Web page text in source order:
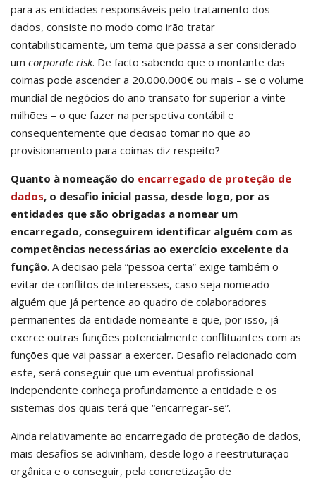
para as entidades responsáveis pelo tratamento dos
dados, consiste no modo como irão tratar
contabilisticamente, um tema que passa a ser considerado
um corporate risk. De facto sabendo que o montante das
coimas pode ascender a 20.000.000€ ou mais – se o volume
mundial de negócios do ano transato for superior a vinte
milhões – o que fazer na perspetiva contábil e
consequentemente que decisão tomar no que ao
provisionamento para coimas diz respeito?
Quanto à nomeação do encarregado de proteção de
dados, o desafio inicial passa, desde logo, por as
entidades que são obrigadas a nomear um
encarregado, conseguirem identificar alguém com as
competências necessárias ao exercício excelente da
função. A decisão pela “pessoa certa” exige também o
evitar de conflitos de interesses, caso seja nomeado
alguém que já pertence ao quadro de colaboradores
permanentes da entidade nomeante e que, por isso, já
exerce outras funções potencialmente conflituantes com as
funções que vai passar a exercer. Desafio relacionado com
este, será conseguir que um eventual profissional
independente conheça profundamente a entidade e os
sistemas dos quais terá que “encarregar-se”.
Ainda relativamente ao encarregado de proteção de dados,
mais desafios se adivinham, desde logo a reestruturação
orgânica e o conseguir, pela concretização de